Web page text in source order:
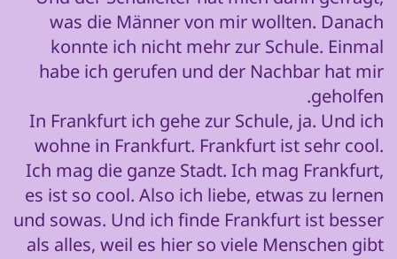
was die Männer von mir wollten. Danach
konnte ich nicht mehr zur Schule. Einmal
habe ich gerufen und der Nachbar hat mir
geholfen.
In Frankfurt ich gehe zur Schule, ja. Und ich
wohne in Frankfurt. Frankfurt ist sehr cool.
Ich mag die ganze Stadt. Ich mag Frankfurt,
es ist so cool. Also ich liebe, etwas zu lernen
und sowas. Und ich finde Frankfurt ist besser
als alles, weil es hier so viele Menschen gibt